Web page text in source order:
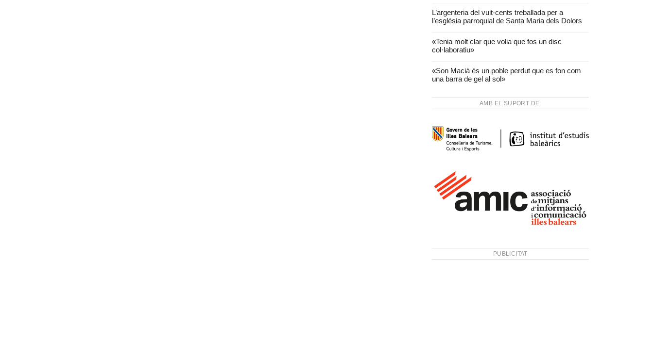
L’argenteria del vuit-cents treballada per a
l’església parroquial de Santa Maria dels Dolors
«Tenia molt clar que volia que fos un disc
col·laboratiu»
«Son Macià és un poble perdut que es fon com
una barra de gel al sol»
AMB EL SUPORT DE:
PUBLICITAT